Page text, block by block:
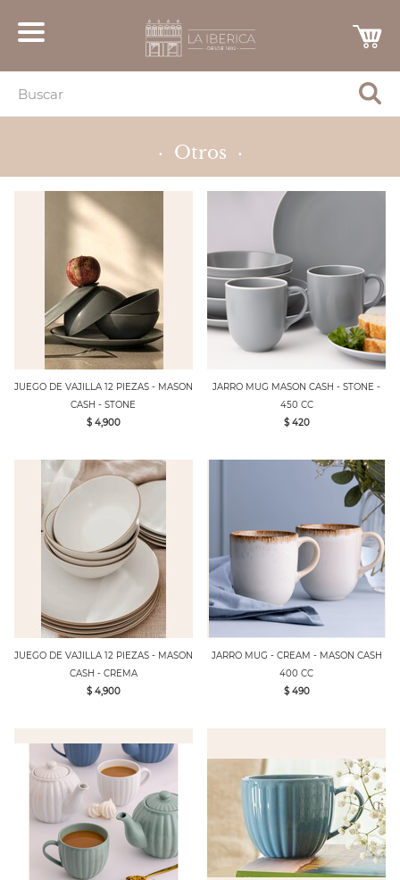
· Otros ·
JUEGO DE VAJILLA 12 PIEZAS - MASON
CASH - STONE
$ 4,900
JARRO MUG MASON CASH - STONE -
450 CC
$ 420
JUEGO DE VAJILLA 12 PIEZAS - MASON
CASH - CREMA
$ 4,900
JARRO MUG - CREAM - MASON CASH
400 CC
$ 490